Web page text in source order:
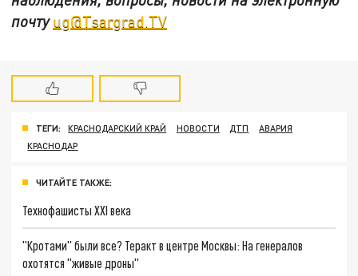
почтуug@Tsargrad.TV
ТЕГИ: КРАСНОДАРСКИЙ КРАЙ НОВОСТИ ДТП
АВАРИЯ
КРАСНОДАР
ЧИТАЙТЕ ТАКЖЕ:
Технофашисты XXI века
"Кротами" были все? Теракт в центре Москвы: На генералов
охотятся "живые дроны"